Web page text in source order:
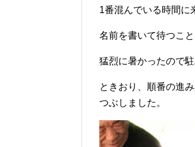
1番混んでいる時間に
名前を書いて待つこと
猛烈に暑かったので
ときおり、順番の進
つぶしました。